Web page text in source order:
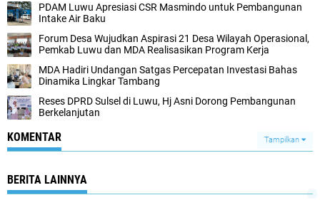
PDAM Luwu Apresiasi CSR Masmindo untuk Pembangunan
Intake Air Baku
Forum Desa Wujudkan Aspirasi 21 Desa Wilayah Operasional,
Pemkab Luwu dan MDA Realisasikan Program Kerja
MDA Hadiri Undangan Satgas Percepatan Investasi Bahas
Dinamika Lingkar Tambang
Reses DPRD Sulsel di Luwu, Hj Asni Dorong Pembangunan
Berkelanjutan
KOMENTAR Tampilkan
BERITA LAINNYA